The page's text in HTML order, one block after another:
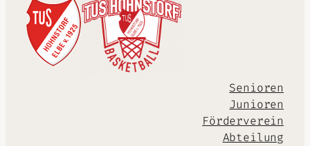
Senioren
Junioren
Förderverein
Abteilung